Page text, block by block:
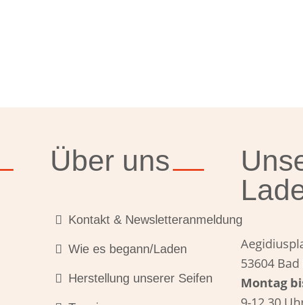
Über uns
Kontakt & Newsletteranmeldung
Wie es begann/Laden
Herstellung unserer Seifen
53604
Montag